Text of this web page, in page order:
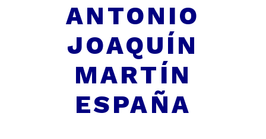
ANTONIO
JOAQUÍN
MARTÍN
ESPAÑA